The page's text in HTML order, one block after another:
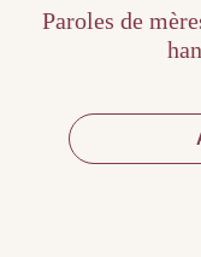
Paroles de